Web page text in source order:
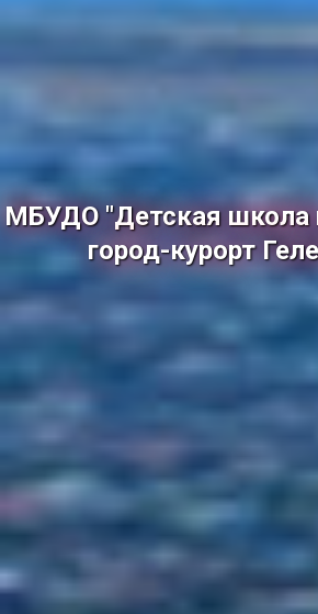
МБУДО "Детская школа
город-курорт